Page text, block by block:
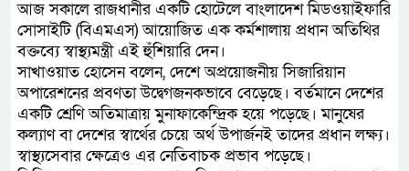
আজ সকালে রাজধানীর একটি হোটেলে বাংলাদেশ মিডওয়াইফারি
সোসাইটি (বিএমএস) আয়োজিত এক কর্মশালায় প্রধান অতিথির
বক্তব্যে স্বাস্থ্যমন্ত্রী এই হুঁশিয়ারি দেন।
সাখাওয়াত হোসেন বলেন, দেশে অপ্রয়োজনীয় সিজারিয়ান
অপারেশনের প্রবণতা উদ্বেগজনকভাবে বেড়েছে। বর্তমানে দেশের
একটি শ্রেণি অতিমাত্রায় মুনাফাকেন্দ্রিক হয়ে পড়েছে। মানুষের
কল্যাণ বা দেশের স্বার্থের চেয়ে অর্থ উপার্জনই তাদের প্রধান লক্ষ্য।
স্বাস্থ্যসেবার ক্ষেত্রেও এর নেতিবাচক প্রভাব পড়েছে।